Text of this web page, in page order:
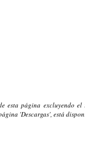
esta página excluyendo
'Descargas', está